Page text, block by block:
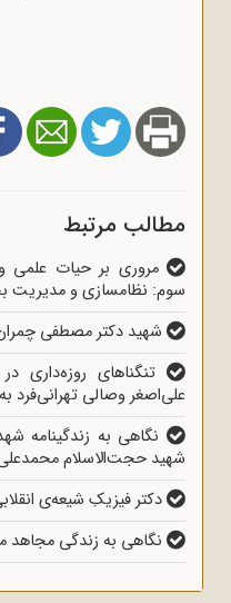
مطالب مرتبط
مروری بر حیات
سوم: نظام‎سازی و مدیریت بحران‌ها
شهید دکتر مصطفی چمران
تنگناهای روزه‌داری
علی‌اصغر وصالی تهرانی‌فرد
شهید حجت‌الاسلام
دکتر فیزیکِ شیعه‌ی
نگاهی به زندگی